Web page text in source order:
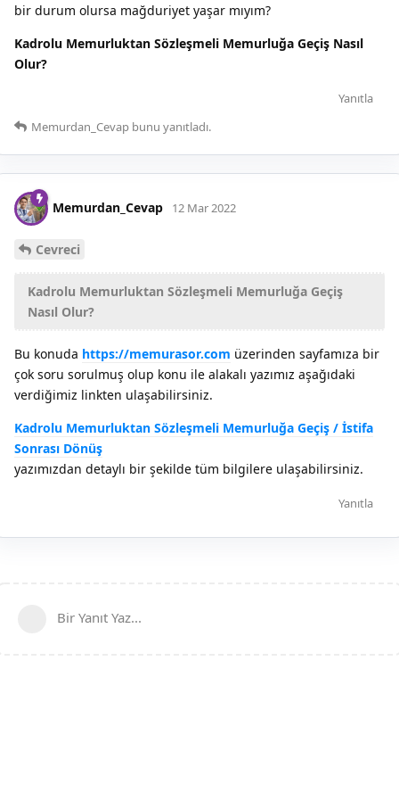
bir durum olursa mağduriyet yaşar mıyım?
Kadrolu Memurluktan Sözleşmeli Memurluğa Geçiş Nasıl
Olur?
Yanıtla
Memurdan_Cevap bunu yanıtladı.
Memurdan_Cevap 12 Mar 2022
Cevreci
Kadrolu Memurluktan Sözleşmeli Memurluğa Geçiş
Nasıl Olur?
Bu konuda https://memurasor.com üzerinden sayfamıza bir
çok soru sorulmuş olup konu ile alakalı yazımız aşağıdaki
verdiğimiz linkten ulaşabilirsiniz.
Kadrolu Memurluktan Sözleşmeli Memurluğa Geçiş / İstifa
Sonrası Dönüş
yazımızdan detaylı bir şekilde tüm bilgilere ulaşabilirsiniz.
Yanıtla
Bir Yanıt Yaz...